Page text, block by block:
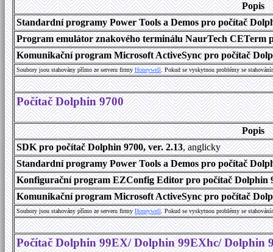
Popis
Standardní programy Power Tools a Demos pro počítač
Program emulátor znakového terminálu NaurTech CETerm
Komunikační program Microsoft ActiveSync pro počítač
Soubory jsou stahovány přímo ze serveru firmyHoneywell. Pokud se vyskytnou problémy se
Počítač Dolphin 9700
Popis
SDK pro počítač Dolphin 9700, ver. 2.13, anglicky
Standardní programy Power Tools a Demos pro počítač
Konfigurační program EZConfig Editor pro počítač Dolphin
Komunikační program Microsoft ActiveSync pro počítač
Soubory jsou stahovány přímo ze serveru firmyHoneywell. Pokud se vyskytnou problémy se
Počítač Dolphin 99EX/ Dolphin 99EXhc/ Dolphin